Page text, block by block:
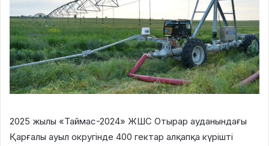
2025 жылы «Таймас-2024» ЖШС Отырар ауданындағы
Қарғалы ауыл округінде 400 гектар алқапқа күрішті